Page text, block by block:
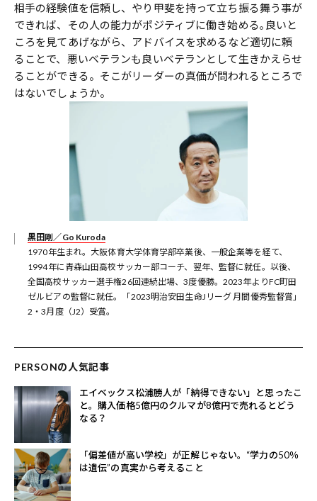
相手の経験値を信頼し、やり甲斐を持って立ち振る舞う事が
できれば、その人の能力がポジティブに働き始める｡良いと
ころを見てあげながら、アドバイスを求めるなど適切に頼
ることで、悪いベテランも良いベテランとして生きかえらせ
ることができる。そこがリーダーの真価が問われるところで
はないでしょうか。
黒田剛／Go Kuroda
1970年生まれ。大阪体育大学体育学部卒業後、一般企業等を経て、
1994年に青森山田高校サッカー部コーチ、翌年、監督に就任。以後、
全国高校サッカー選手権26回連続出場、3度優勝。2023年よりFC町田
ゼルビアの監督に就任。「2023明治安田生命Jリーグ 月間優秀監督賞」
2・3月度（J2）受賞。
PERSONの人気記事
エイベックス松浦勝人が「納得できない」と思ったこ
と。購入価格5億円のクルマが8億円で売れるとどう
なる？
「偏差値が高い学校」が正解じゃない。“学力の50％
は遺伝”の真実から考えること